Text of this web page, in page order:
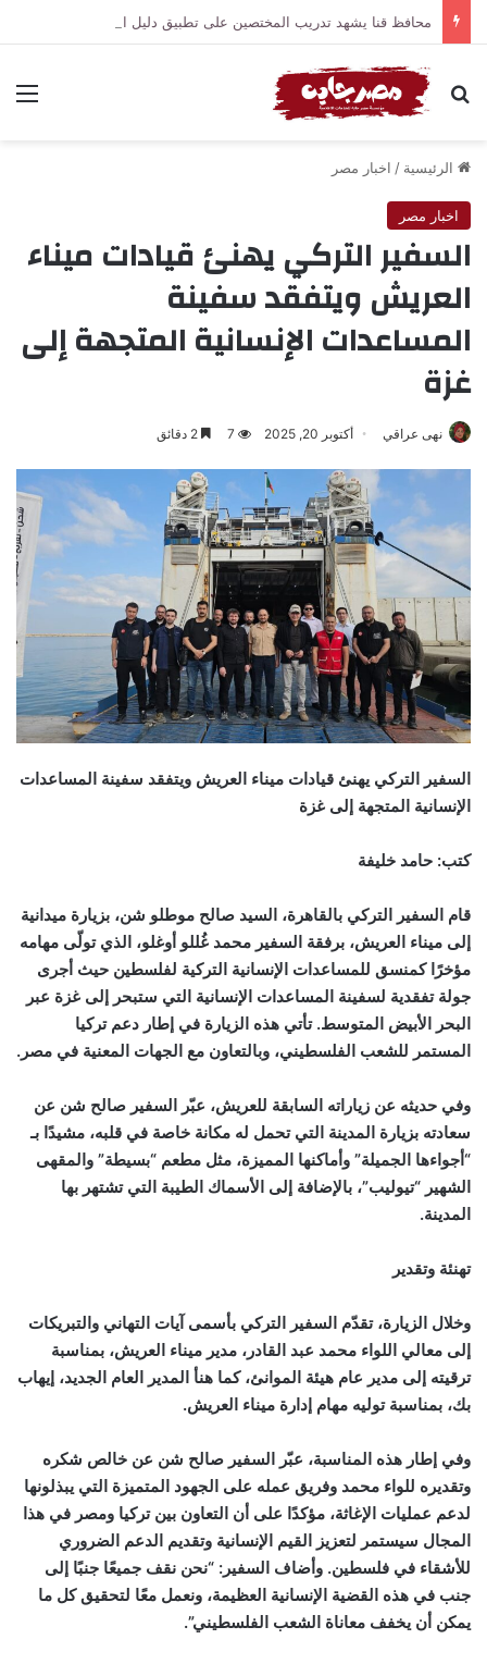
بحث عن
الرئيسية / اخبار مصر
اخبار مصر
السفير التركي يهنئ قيادات ميناء
العريش ويتفقد سفينة
المساعدات الإنسانية المتجهة إلى
غزة
نهى عراقي أكتوبر 20, 2025 7
السفير التركي يهنئ قيادات ميناء العريش ويتفقد سفينة المساعدات
الإنسانية المتجهة إلى غزة
كتب: حامد خليفة
قام السفير التركي بالقاهرة، السيد صالح موطلو شن، بزيارة ميدانية
إلى ميناء العريش، برفقة السفير محمد غُللو أوغلو، الذي تولّى مهامه
مؤخرًا كمنسق للمساعدات الإنسانية التركية لفلسطين حيث أجرى
جولة تفقدية لسفينة المساعدات الإنسانية التي ستبحر إلى غزة عبر
البحر الأبيض المتوسط. تأتي هذه الزيارة في إطار دعم تركيا
المستمر للشعب الفلسطيني، وبالتعاون مع الجهات المعنية في مصر.
وفي حديثه عن زياراته السابقة للعريش، عبّر السفير صالح شن عن
سعادته بزيارة المدينة التي تحمل له مكانة خاصة في قلبه، مشيدًا بـ
“أجواءها الجميلة” وأماكنها المميزة، مثل مطعم “بسيطة” والمقهى
الشهير “تيوليب”، بالإضافة إلى الأسماك الطيبة التي تشتهر بها
المدينة.
تهنئة وتقدير
وخلال الزيارة، تقدّم السفير التركي بأسمى آيات التهاني والتبريكات
إلى معالي اللواء محمد عبد القادر، مدير ميناء العريش، بمناسبة
ترقيته إلى مدير عام هيئة الموانئ، كما هنأ المدير العام الجديد، إيهاب
بك، بمناسبة توليه مهام إدارة ميناء العريش.
وفي إطار هذه المناسبة، عبّر السفير صالح شن عن خالص شكره
وتقديره للواء محمد وفريق عمله على الجهود المتميزة التي يبذلونها
لدعم عمليات الإغاثة، مؤكدًا على أن التعاون بين تركيا ومصر في هذا
المجال سيستمر لتعزيز القيم الإنسانية وتقديم الدعم الضروري
للأشقاء في فلسطين. وأضاف السفير: “نحن نقف جميعًا جنبًا إلى
جنب في هذه القضية الإنسانية العظيمة، ونعمل معًا لتحقيق كل ما
يمكن أن يخفف معاناة الشعب الفلسطيني”.